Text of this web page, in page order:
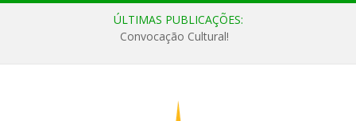
ÚLTIMAS PUBLICAÇÕES:
Convocação Cultural!